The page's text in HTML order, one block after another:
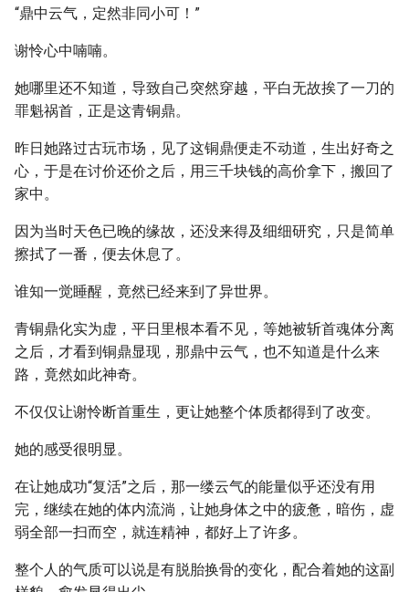
“鼎中云气，定然非同小可！”
谢怜心中喃喃。
她哪里还不知道，导致自己突然穿越，平白无故挨了一刀的
罪魁祸首，正是这青铜鼎。
昨日她路过古玩市场，见了这铜鼎便走不动道，生出好奇之
心，于是在讨价还价之后，用三千块钱的高价拿下，搬回了
家中。
因为当时天色已晚的缘故，还没来得及细细研究，只是简单
擦拭了一番，便去休息了。
谁知一觉睡醒，竟然已经来到了异世界。
青铜鼎化实为虚，平日里根本看不见，等她被斩首魂体分离
之后，才看到铜鼎显现，那鼎中云气，也不知道是什么来
路，竟然如此神奇。
不仅仅让谢怜断首重生，更让她整个体质都得到了改变。
她的感受很明显。
在让她成功“复活”之后，那一缕云气的能量似乎还没有用
完，继续在她的体内流淌，让她身体之中的疲惫，暗伤，虚
弱全部一扫而空，就连精神，都好上了许多。
整个人的气质可以说是有脱胎换骨的变化，配合着她的这副